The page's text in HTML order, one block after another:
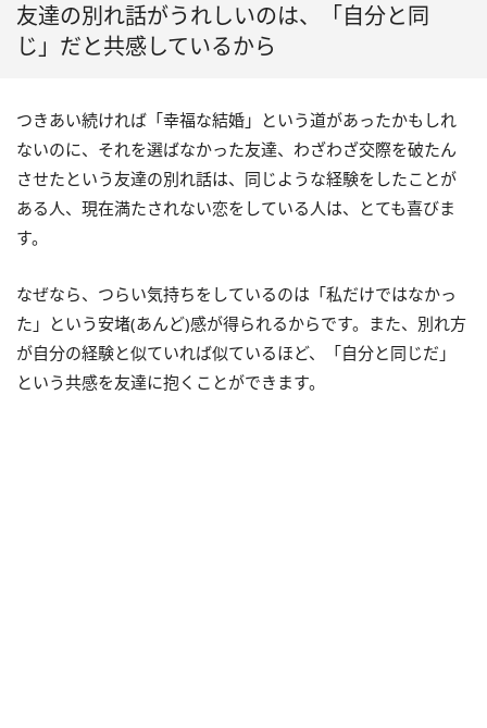
友達の別れ話がうれしいのは、「自分と同
じ」だと共感しているから
つきあい続ければ「幸福な結婚」という道があったかもしれ
ないのに、それを選ばなかった友達、わざわざ交際を破たん
させたという友達の別れ話は、同じような経験をしたことが
ある人、現在満たされない恋をしている人は、とても喜びま
す。
なぜなら、つらい気持ちをしているのは「私だけではなかっ
た」という安堵(あんど)感が得られるからです。また、別れ方
が自分の経験と似ていれば似ているほど、「自分と同じだ」
という共感を友達に抱くことができます。